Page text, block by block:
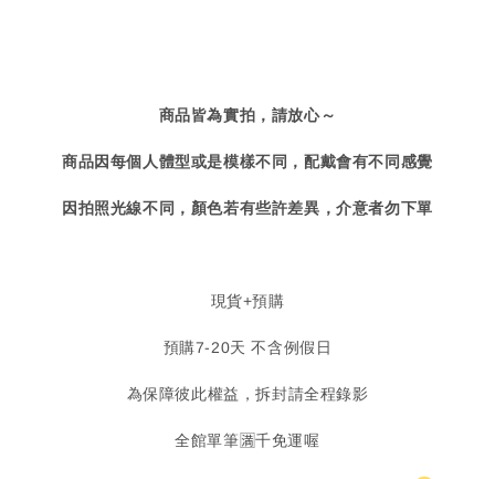
商品皆為實拍，請放心～
商品因每個人體型或是模樣不同，配戴會有不同感覺
因拍照光線不同，顏色若有些許差異，介意者勿下單
現貨+預購
預購7-20天 不含例假日
為保障彼此權益，拆封請全程錄影
全館單筆🈵️千免運喔